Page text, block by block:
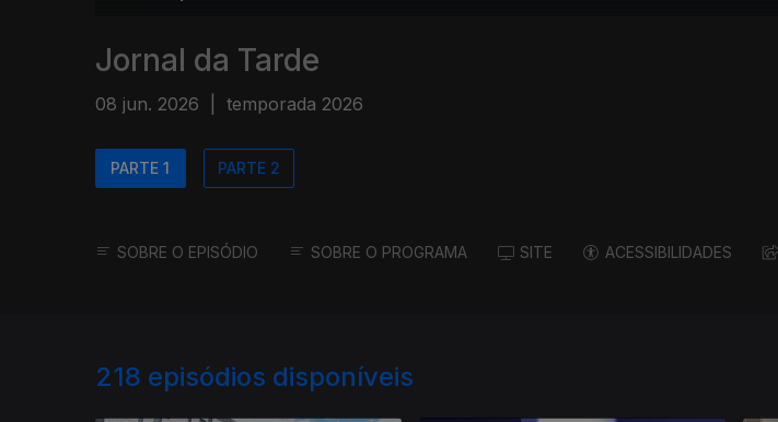
Jornal da Tarde
08 jun. 2026 temporada 2026
PARTE 1 PARTE 2
SOBRE O EPISÓDIO SOBRE O PROGRAMA SITE ACESSIBILIDADES
218 episódios disponíveis